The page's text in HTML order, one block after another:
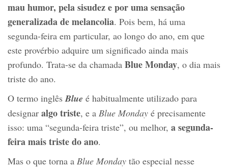
mau humor, pela sisudez e por uma sensação
generalizada de melancolia. Pois bem, há uma
segunda-feira em particular, ao longo do ano, em que
este provérbio adquire um significado ainda mais
profundo. Trata-se da chamada Blue Monday, o dia mais
triste do ano.
O termo inglês Blue é habitualmente utilizado para
designar algo triste, e a Blue Monday é precisamente
isso: uma “segunda-feira triste”, ou melhor, a segunda-
feira mais triste do ano.
Mas o que torna a Blue Monday tão especial nesse